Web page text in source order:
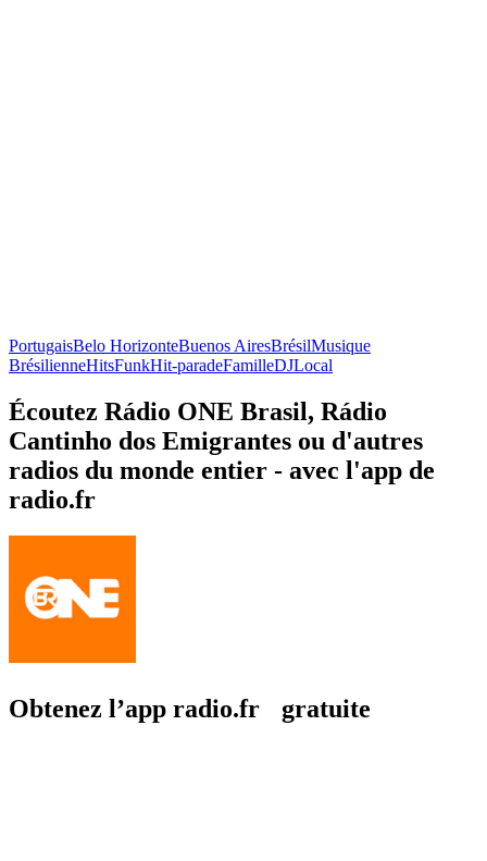
PortugaisBelo HorizonteBuenos AiresBrésilMusique
BrésilienneHitsFunkHit-paradeFamilleDJLocal
Écoutez Rádio ONE Brasil, Rádio
Cantinho dos Emigrantes ou d'autres
radios du monde entier - avec l'app de
radio.fr
Obtenez l’app radio.fr gratuite